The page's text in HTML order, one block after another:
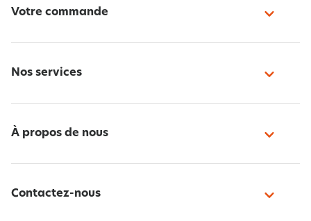
Votre commande
Nos services
À propos de nous
Contactez-nous